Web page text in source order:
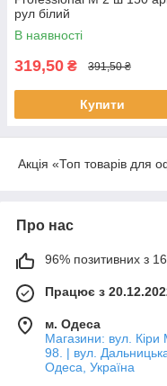
рул білий
В наявності
319,50 ₴ 391,50 ₴
Купити
Акція «Топ товарів для
Про нас
96% позитивних з
Працює з
м. Одеса
Магазини: вул. Кіри
98. | вул.
Одеса, Україна